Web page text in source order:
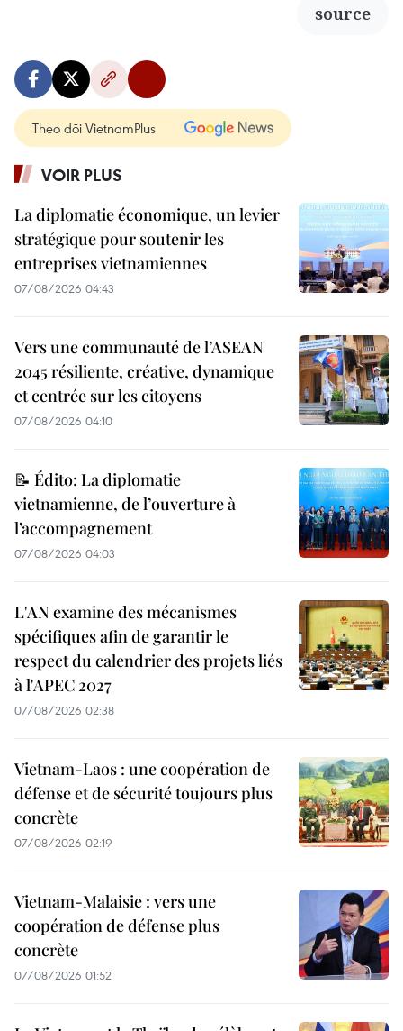
source
Theo dõi VietnamPlus
VOIR PLUS
La diplomatie économique, un levier
stratégique pour soutenir les
entreprises vietnamiennes
07/08/2026 04:43
Vers une communauté de l’ASEAN
2045 résiliente, créative, dynamique
et centrée sur les citoyens
07/08/2026 04:10
📝 Édito: La diplomatie
vietnamienne, de l’ouverture à
l’accompagnement
07/08/2026 04:03
L'AN examine des mécanismes
spécifiques afin de garantir le
respect du calendrier des projets liés
à l'APEC 2027
07/08/2026 02:38
Vietnam-Laos : une coopération de
défense et de sécurité toujours plus
concrète
07/08/2026 02:19
Vietnam-Malaisie : vers une
coopération de défense plus
concrète
07/08/2026 01:52